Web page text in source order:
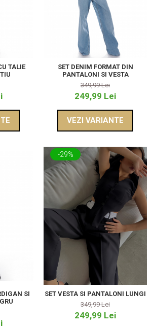
TALIE
SET DENIM FORMAT DIN
PANTALONI SI VESTA
349,99 Lei
249,99 Lei
VEZI VARIANTE
SI
-29%
SET VESTA SI PANTALONI LUNGI
349,99 Lei
249,99 Lei